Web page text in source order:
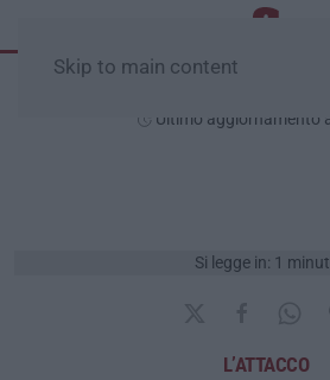
Skip to main content
Ultimo aggiornamento
Si legge in: 1
L’ATTACCO